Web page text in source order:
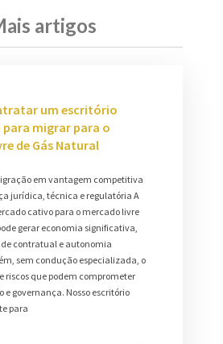
artigos
um escritório
migrar para o
de Gás Natural
em vantagem competitiva
jurídica, técnica e regulatória A
cativo para o mercado livre
gerar economia significativa,
contratual e autonomia
sem condução especializada, o
riscos que podem comprometer
e governança. Nosso escritório
para